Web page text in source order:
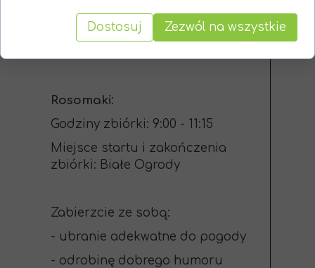
- odrobinę dobrego humoru
Rosomaki:
Godziny zbiórki: 9:00 - 11:15
Miejsce startu i zakończenia
zbiórki: Białe Ogrody
Zabierzcie ze sobą:
- ubranie adekwatne do pogody
- odrobinę dobrego humoru
Dostosuj Zezwól na wszystkie